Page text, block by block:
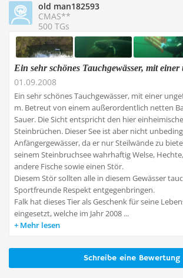
old man182593
CMAS**
500 TGs
Ein sehr schönes Tauchgewässer, mit einer
01.09.2008
Ein sehr schönes Tauchgewässer, mit einer
m. Betreut von einem außerordentlich netten
Sauer. Die Sicht entspricht den hier
Steinbrüchen. Dieser See ist aber nicht
Anfängergewässer, da er nur Steilwände zu
seinem Steinbruchsee wahrhaftig Welse,
andere Fische sowie einen Stör.
Diesem Stör sollten alle in diesem Gewässer
Sportfreunde Respekt entgegenbringen.
Falk hat dieses Tier als Geschenk für seine
eingesetzt, welche im Jahr 2008 ...
Mehr lesen
Schreibe eine Bewertung